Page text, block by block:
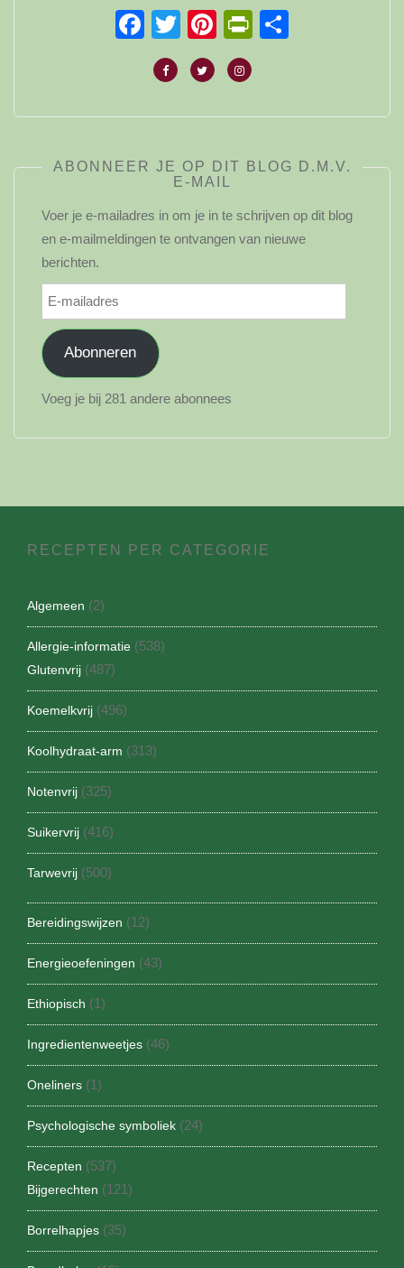
Facebook
TwitterPinterest
ABONNEER JE OP DIT BLOG D.M.V.
E-MAIL
Voer je e-mailadres in om je in te schrijven op dit blog
en e-mailmeldingen te ontvangen van nieuwe
berichten.
E-
mailadres
Abonneren
Voeg je bij 281 andere abonnees
RECEPTEN PER CATEGORIE
Algemeen (2)
Allergie-informatie (538)
Glutenvrij (487)
Koemelkvrij (496)
Koolhydraat-arm (313)
Notenvrij (325)
Suikervrij (416)
Tarwevrij (500)
Bereidingswijzen (12)
Energieoefeningen (43)
Ethiopisch (1)
Ingredientenweetjes (46)
Oneliners (1)
Psychologische symboliek (24)
Recepten (537)
Bijgerechten (121)
Borrelhapjes (35)